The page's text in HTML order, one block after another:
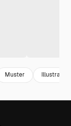
Muster Illustration